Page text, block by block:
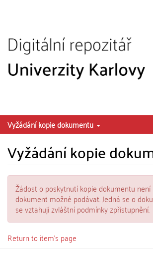
Vyžádání kopie dokumentu
Vyžádání kopie
Žádost o poskytnutí kopie dokumentu
dokument možné podávat. Jedná se o
se vztahují zvláštní podmínky zpřístupnění.
Return to item's page